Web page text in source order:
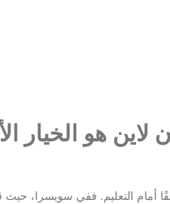
لاين هو الخيار
أمام التعليم. ففي سويسرا، حيث